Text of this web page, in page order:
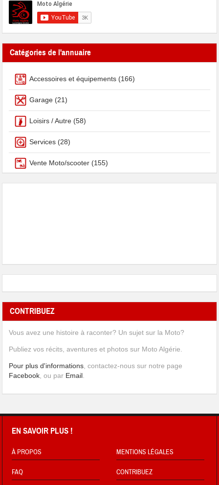
Catégories de l'annuaire
Accessoires et équipements (166)
Garage (21)
Loisirs / Autre (58)
Services (28)
Vente Moto/scooter (155)
CONTRIBUEZ
Vous avez une histoire à raconter? Un sujet sur la Moto?
Publiez vos récits, aventures et photos sur Moto Algérie.
Pour plus d'informations , contactez-nous sur notre page
Facebook , ou par Email
EN SAVOIR PLUS !
À PROPOS MENTIONS LÉGALES
FAQ CONTRIBUEZ